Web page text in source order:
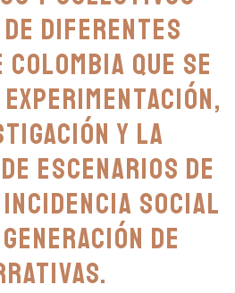
diferentes
que se
y la
escenarios de
social
de